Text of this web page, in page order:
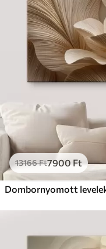
13166Ft7900 Ft